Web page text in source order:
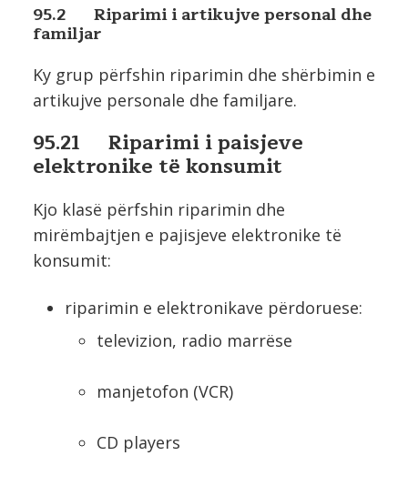
95.2 Riparimi i artikujve personal dhe
familjar
Ky grup përfshin riparimin dhe shërbimin e
artikujve personale dhe familjare.
95.21 Riparimi i paisjeve
elektronike të konsumit
Kjo klasë përfshin riparimin dhe
mirëmbajtjen e pajisjeve elektronike të
konsumit:
riparimin e elektronikave përdoruese:
televizion, radio marrëse
manjetofon (VCR)
CD players